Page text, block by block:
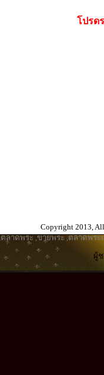
โปรด
Copyright 2013,
ตลาดพระ ,ขายพระ ,ตลาดพระ
ผู้